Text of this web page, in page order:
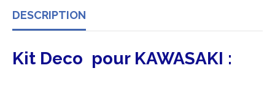
DESCRIPTION
Kit Deco pour KAWASAKI :